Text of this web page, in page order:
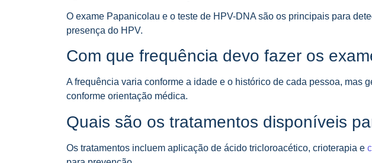
O exame Papanicolau e o teste de HPV-DNA são os principais para
presença do HPV.
Com que frequência devo fazer os
A frequência varia conforme a idade e o histórico de cada pessoa, mas
conforme orientação médica.
Quais são os tratamentos disponíveis
Os tratamentos incluem aplicação de ácido tricloroacético, crioterapia e